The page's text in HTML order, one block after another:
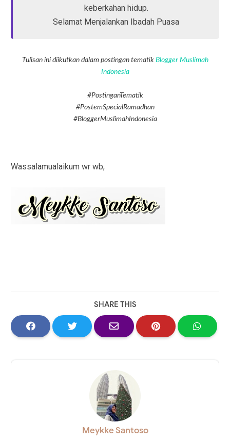
keberkahan hidup.
Selamat Menjalankan Ibadah Puasa
Tulisan ini diikutkan dalam postingan tematik Blogger Muslimah
Indonesia
#PostinganTematik
#PostemSpecialRamadhan
#BloggerMuslimahIndonesia
Wassalamualaikum wr wb,
SHARE THIS
Meykke Santoso